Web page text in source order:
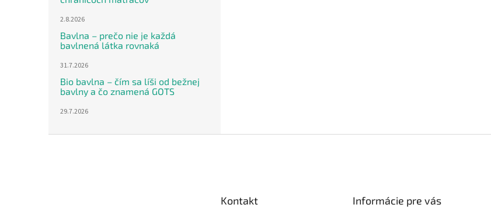
2.8.2026
Bavlna – prečo nie je každá
bavlnená látka rovnaká
31.7.2026
Bio bavlna – čím sa líši od bežnej
bavlny a čo znamená GOTS
29.7.2026
Kontakt Informácie pre vás